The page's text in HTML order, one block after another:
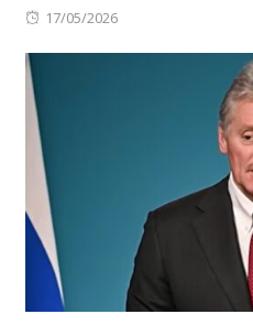
Posted
17/05/2026